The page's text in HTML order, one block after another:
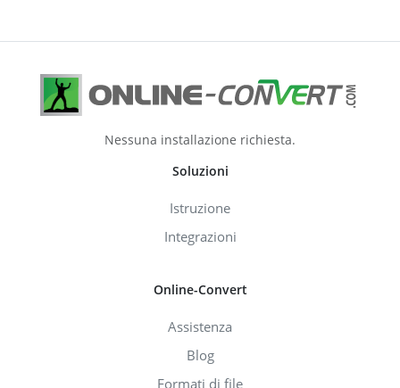
Nessuna installazione richiesta.
Soluzioni
Istruzione
Integrazioni
Online-Convert
Assistenza
Blog
Formati di file